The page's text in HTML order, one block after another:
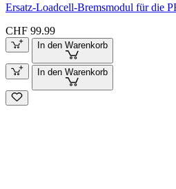
Ersatz-Loadcell-Bremsmodul für die
CHF 99.99
In den Warenkorb
In den Warenkorb